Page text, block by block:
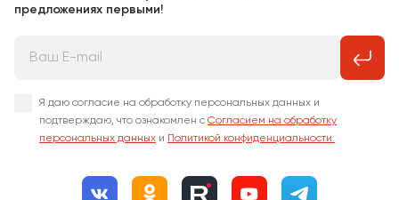
предложениях первыми!
Я даю согласие на обработку персональных данных и
подтверждаю, что ознакомлен с Согласием на обработку
персональных данных и Политикой конфиденциальности.